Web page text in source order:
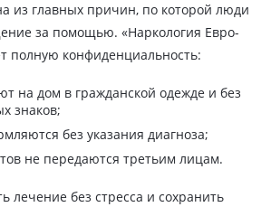
из главных причин, по которой люди
за помощью. «Наркология Евро-
полную конфиденциальность:
на дом в гражданской одежде и без
знаков;
без указания диагноза;
не передаются третьим лицам.
лечение без стресса и сохранить